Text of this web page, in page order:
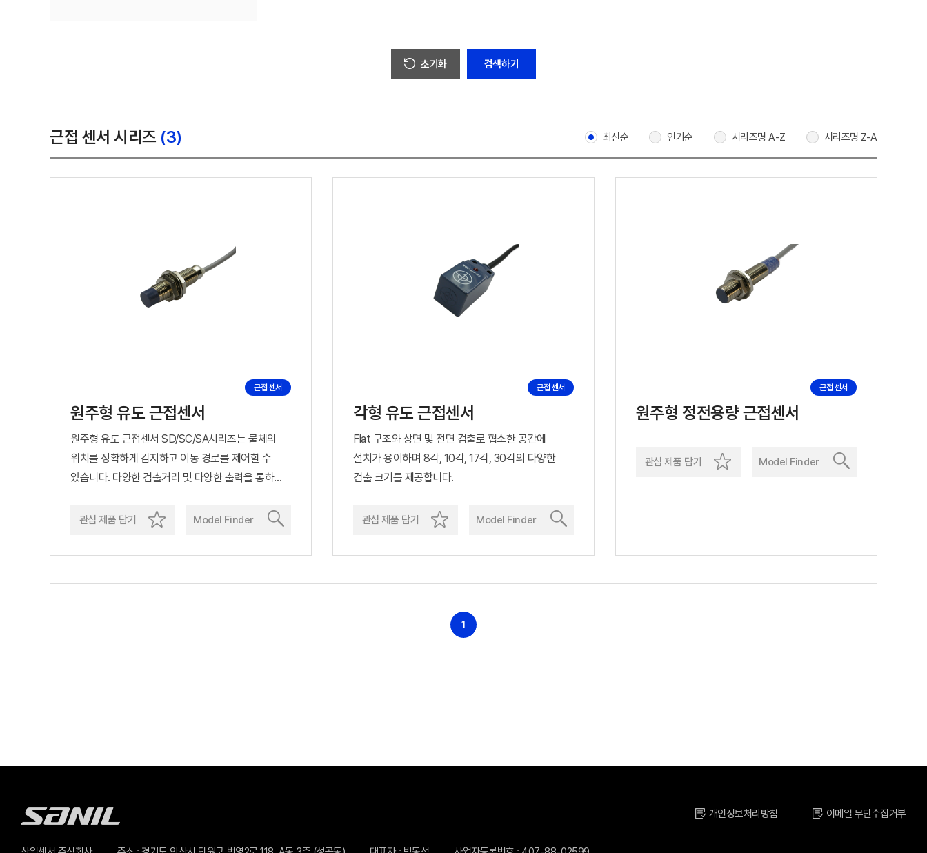
초기화
근접 센서 시리즈 (3) 최신순 인기순 시리즈명 A-Z 시리즈명 Z-A
근접 센서
원주형 유도 근접센서
원주형 유도 근접센서 SD/SC/SA시리즈는 물체의
위치를 정확하게 감지하고 이동 경로를 제어할 수
있습니다. 다양한 검출거리 및 다양한 출력을 통하여
관심 제품 담기 Model Finder
근접 센서
각형 유도 근접센서
Flat 구조와 상면 및 전면 검출로 협소한 공간에
설치가 용이하며 8각, 10각, 17각, 30각의 다양한
검출 크기를 제공합니다.
관심 제품 담기 Model Finder
근접 센서
원주형 정전용량 근접센서
관심 제품 담기 Model Finder
1
개인정보처리방침 이메일 무단수집거부